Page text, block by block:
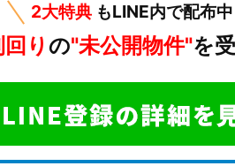
2大特典もLINE内で配布中
り の"未公開物件"を